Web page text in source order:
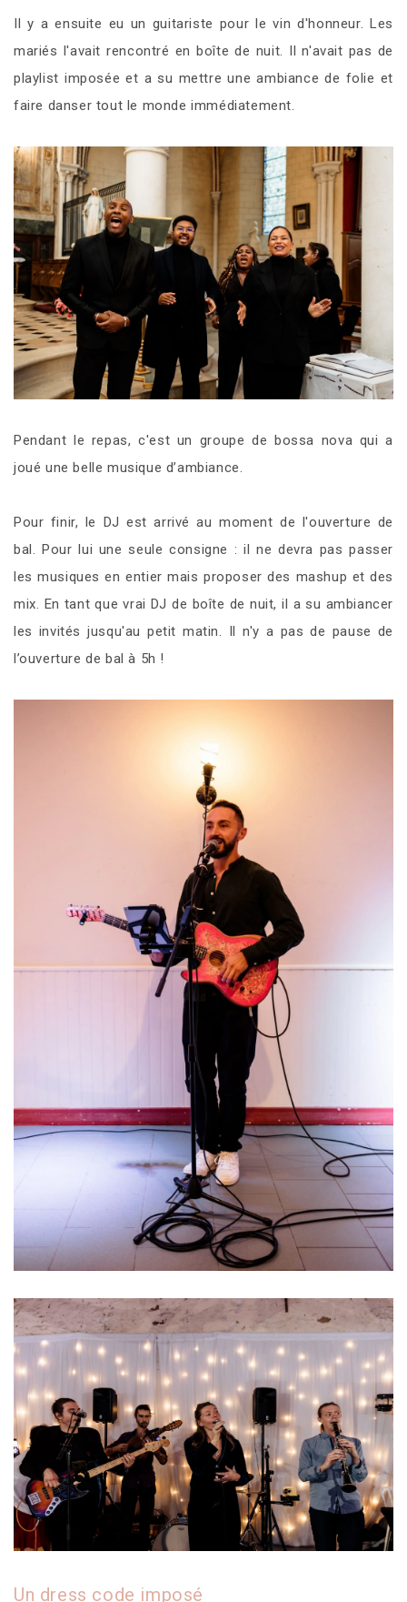
Il y a ensuite eu un guitariste pour le vin d'honneur. Les
mariés l'avait rencontré en boîte de nuit. Il n'avait pas de
playlist imposée et a su mettre une ambiance de folie et
faire danser tout le monde immédiatement.
Pendant le repas, c'est un groupe de bossa nova qui a
joué une belle musique d’ambiance.
Pour finir, le DJ est arrivé au moment de l'ouverture de
bal. Pour lui une seule consigne : il ne devra pas passer
les musiques en entier mais proposer des mashup et des
mix. En tant que vrai DJ de boîte de nuit, il a su ambiancer
les invités jusqu'au petit matin. Il n'y a pas de pause de
l’ouverture de bal à 5h !
Un dress code imposé